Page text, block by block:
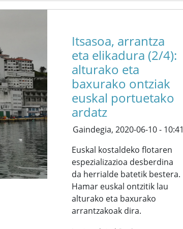
Itsasoa, arrantza
eta elikadura (2/4):
alturako eta
baxurako ontziak
euskal portuetako
ardatz
Gaindegia, 2020-06-10 - 10:41
Euskal kostaldeko flotaren
espezializazioa desberdina
da herrialde batetik bestera.
Hamar euskal ontzitik lau
alturako eta baxurako
arrantzakoak dira.